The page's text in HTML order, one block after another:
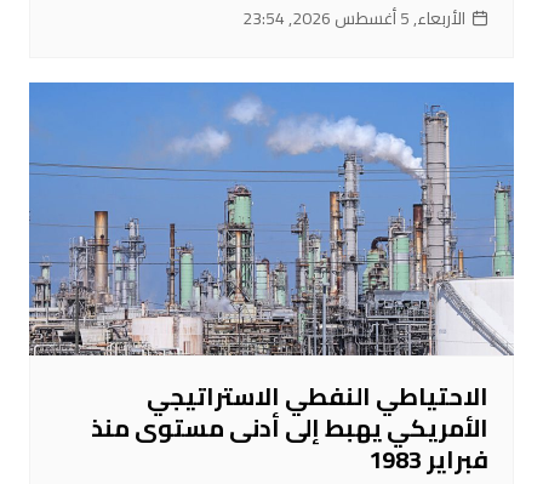
الأربعاء, 5 أغسطس 2026, 23:54
الاحتياطي النفطي الاستراتيجي
الأمريكي يهبط إلى أدنى مستوى منذ
فبراير 1983